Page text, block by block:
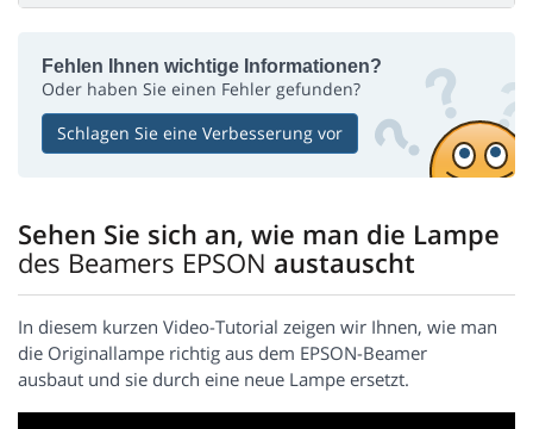
Fehlen Ihnen wichtige Informationen?
Oder haben Sie einen Fehler gefunden?
Schlagen Sie eine Verbesserung vor
Sehen Sie sich an, wie man die Lampe
des Beamers EPSON austauscht
In diesem kurzen Video-Tutorial zeigen wir Ihnen, wie man
die Originallampe richtig aus dem EPSON-Beamer
ausbaut und sie durch eine neue Lampe ersetzt.